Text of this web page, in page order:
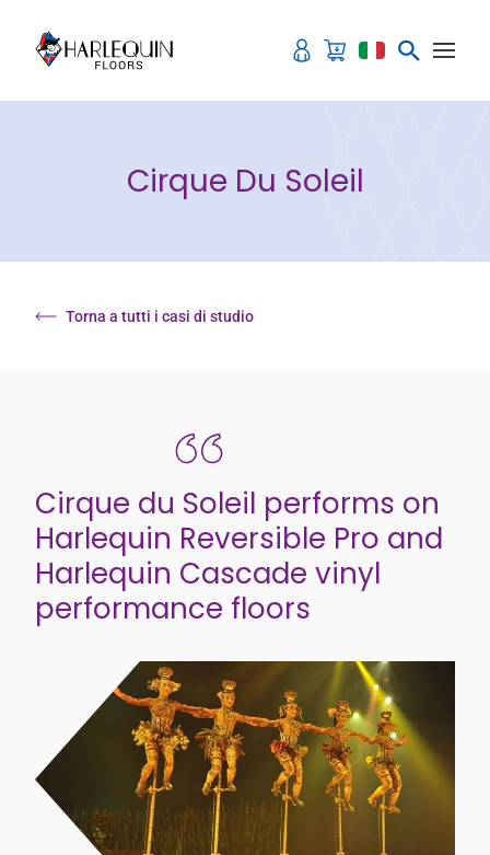
Cirque Du Soleil
Torna a tutti i casi di studio
Cirque du Soleil performs on
Harlequin Reversible Pro and
Harlequin Cascade vinyl
performance floors